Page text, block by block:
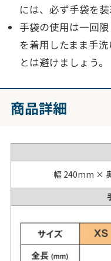
には、必ず手袋を装
手袋の使用は一回
を着用したまま手
とは避けましょう。
商品詳細
幅 240mm ×